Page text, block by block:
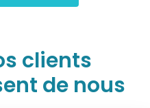
clients
de nous